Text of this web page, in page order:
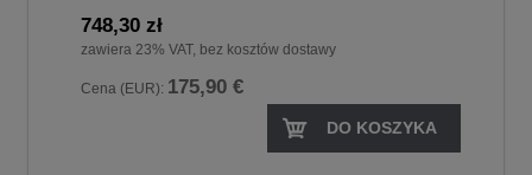
748,30 zł
zawiera 23% VAT, bez kosztów dostawy
Cena (EUR): 175,90 €
DO KOSZYKA